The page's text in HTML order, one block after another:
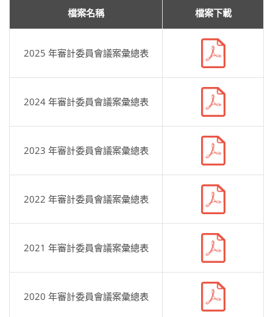
檔案名稱 檔案下載
2025 年審計委員會議案彙總表
2024 年審計委員會議案彙總表
2023 年審計委員會議案彙總表
2022 年審計委員會議案彙總表
2021 年審計委員會議案彙總表
2020 年審計委員會議案彙總表